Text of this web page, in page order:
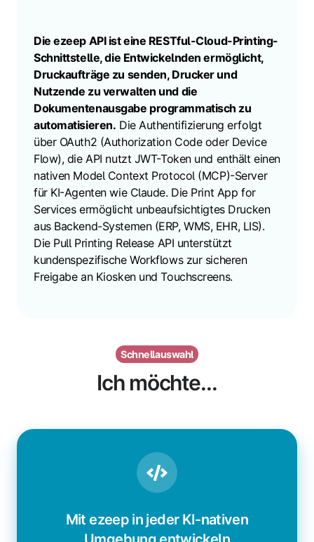
Die ezeep API ist eine RESTful-Cloud-Printing-
Schnittstelle, die Entwickelnden ermöglicht,
Druckaufträge zu senden, Drucker und
Nutzende zu verwalten und die
Dokumentenausgabe programmatisch zu
automatisieren. Die Authentifizierung erfolgt
über OAuth2 (Authorization Code oder Device
Flow), die API nutzt JWT-Token und enthält einen
nativen Model Context Protocol (MCP)-Server
für KI-Agenten wie Claude. Die Print App for
Services ermöglicht unbeaufsichtigtes Drucken
aus Backend-Systemen (ERP, WMS, EHR, LIS).
Die Pull Printing Release API unterstützt
kundenspezifische Workflows zur sicheren
Freigabe an Kiosken und Touchscreens.
Schnellauswahl
Ich möchte...
Mit ezeep in jeder KI-nativen
ezeep
in
jeder
nativen
Umgebung